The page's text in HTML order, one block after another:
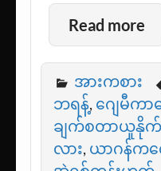
Read more
အားကစား
ဘရန့်, ဂျေမီကာရ
ချက်စတာယူနို
လား, ယာဂန်က